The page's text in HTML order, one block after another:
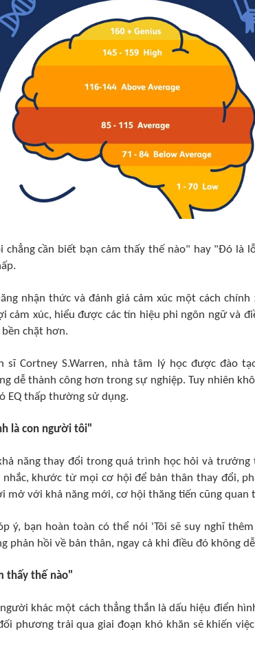
chẳng cần biết bạn cảm thấy thế nào" hay "Đó là
nhận thức và đánh giá cảm xúc một cách
cảm xúc, hiểu được các tín hiệu phi ngôn ngữ và
chặt hơn.
sĩ Cortney S.Warren, nhà tâm lý học được đào
dễ thành công hơn trong sự nghiệp. Tuy nhiên
EQ thấp thường sử dụng.
là con người tôi"
năng thay đổi trong quá trình học hỏi và trưởng
nhắc, khước từ mọi cơ hội để bản thân thay đổi,
mở với khả năng mới, cơ hội thăng tiến cũng quan
ý, bạn hoàn toàn có thể nói 'Tôi sẽ suy nghĩ
phản hồi về bản thân, ngay cả khi điều đó không
thấy thế nào"
khác một cách thẳng thắn là dấu hiệu điển
phương trải qua giai đoạn khó khăn sẽ khiến